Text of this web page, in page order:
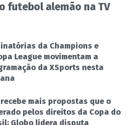
futebol alemão na TV
da Champions e
League movimentam a
da XSports nesta
recebe mais propostas que o
pelos direitos da Copa do
Globo lidera disputa